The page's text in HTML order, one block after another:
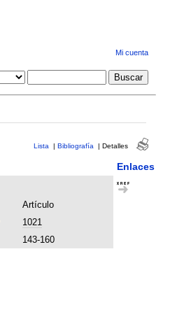
Mi cuenta
Lista | Bibliografía | Detalles
Enlaces
Artículo
1021
143-160